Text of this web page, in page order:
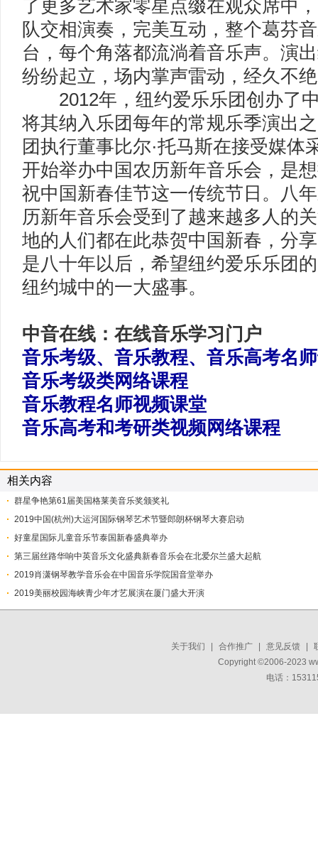
了更多艺术家零星点缀在观众席中
队交相演奏，完美互动，整个葛芬
台，每个角落都流淌着音乐声。演
纷纷起立，场内掌声雷动，经久不
2012年，纽约爱乐乐团创办了中
将其纳入乐团每年的常规乐季演出
团执行董事比尔·托马斯在接受媒体
开始举办中国农历新年音乐会，是
祝中国新春佳节这一传统节日。八
历新年音乐会受到了越来越多人的
地的人们都在此恭贺中国新春，分
是八十年以后，希望纽约爱乐乐团
纽约城中的一大盛事。
中音在线：在线音乐学习门户
音乐考级、音乐教程、音乐高考名
音乐考级类网络课程
音乐教程名师视频课堂
音乐高考和考研类视频网络课程
相关内容
群星争艳第61届美国格莱美音乐奖颁奖礼
​2019中国(杭州)大运河国际钢琴艺术节暨郎朗杯钢琴大赛启动
​好童星国际儿童音乐节泰国新春盛典举办
第三届丝路华响中英音乐文化盛典新春音乐会在北爱尔兰盛大起航
2019肖潇钢琴教学音乐会在中国音乐学院国音堂举办
2019美丽校园海峡青少年才艺展演在厦门盛大开演
关于我们 合作推广 意见反馈
Copyright ©2006-2023
电话：